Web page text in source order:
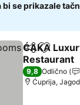
bi se prikazale
Deli Dodati
ĆAKA
Restaurant
9,8 Odlično
Ćuprija,